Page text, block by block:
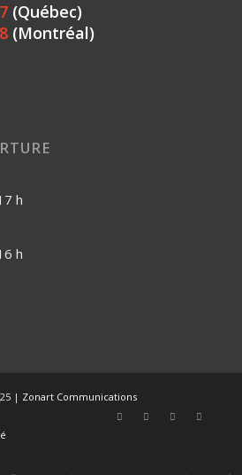
(Québec)
(Montréal)
h
h
| Zonart Communications